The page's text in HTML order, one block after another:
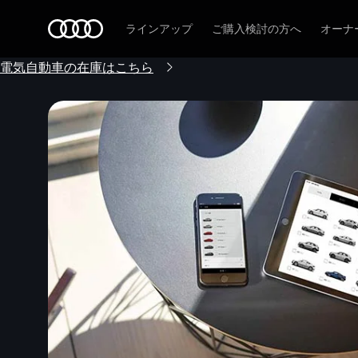
ラインアップ ご購入検討の方へ オーナ
電気自動車の在庫はこちら